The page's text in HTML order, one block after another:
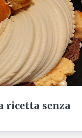
ricetta senza